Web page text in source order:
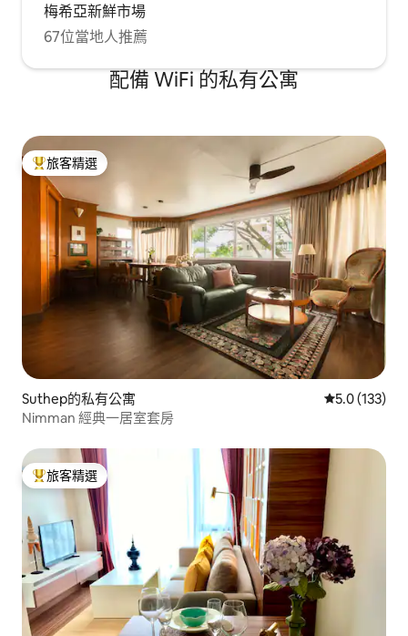
梅希亞新鮮市場
67位當地人推薦
配備 WiFi 的私有公寓
旅客精選榜首
旅客精選
Suthep的私有公寓 從 133 則評
5.0 (133)
Nimman 經典一居室套房
旅客精選榜首
旅客精選